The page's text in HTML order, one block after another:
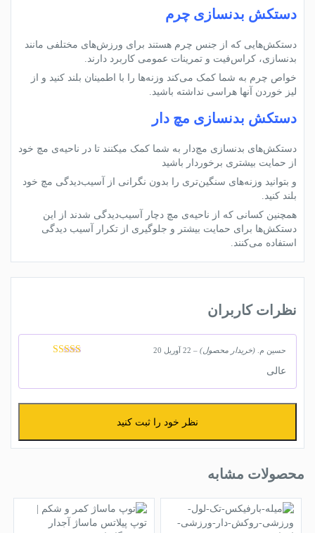
دستکش بدنسازی چرم
دستکش‌هایی که از جنس چرم هستند برای ورزش‌های مختلفی مانند
بدنسازی، کراس‌فیت و تمرینات عمومی کاربرد دارند.
خواص چرم به شما کمک می‌کند وزنه‌ها را با اطمینان بلند کنید و از
لیز خوردن آنها هراسی نداشته باشید.
دستکش بدنسازی مچ دار
دستکش‌های بدنسازی مچ‌دار به شما کمک می‍کنند تا در ناحیه‌ی مچ خود
از حمایت بیشتری برخوردار باشید
و بتوانید وزنه‌های سنگین‌تری را بدون نگرانی از آسیب‌دیدگی مچ خود
بلند کنید.
همچنین کسانی که از ناحیه‌ی مچ دچار آسیب‌دیدگی شدند از این
دستکش‌ها برای حمایت بیشتر و جلوگیری از تکرار آسیب دیدگی
استفاده می‌کنند.
نظرات کاربران
حسین م. (خریدار محصول) – 22 آوریل 20
عالی
نظر خود را ثبت کنید
محصولات مشابه